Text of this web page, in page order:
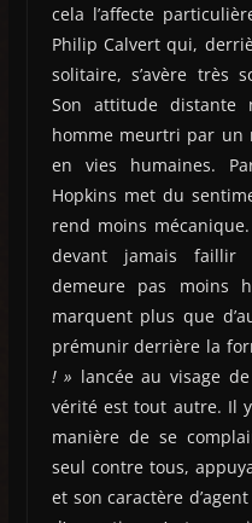
cela l’affecte
Philip Calvert qui,
solitaire, s’avère très
Son attitude distante
homme meurtri par un
en vies humaines.
Hopkins met du
rend moins
devant jamais faillir
demeure pas moins
marquent plus que
prémunir derrière la
! » lancée au visage
vérité est tout autre. Il
manière de se
seul contre tous,
et son caractère